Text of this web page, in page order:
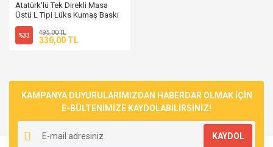
Atatürk'lü Tek Direkli Masa
Üstü L Tipi Lüks Kumaş Baskı
Bayrağı - 15x22,5 cm
%33 495,00 TL
330,00 TL
KAMPANYA DUYURULARIMIZDAN HABERDAR OLMAK İÇİN
E-BÜLTENİMİZE KAYDOLABİLİRSİNİZ!
KAYDOL